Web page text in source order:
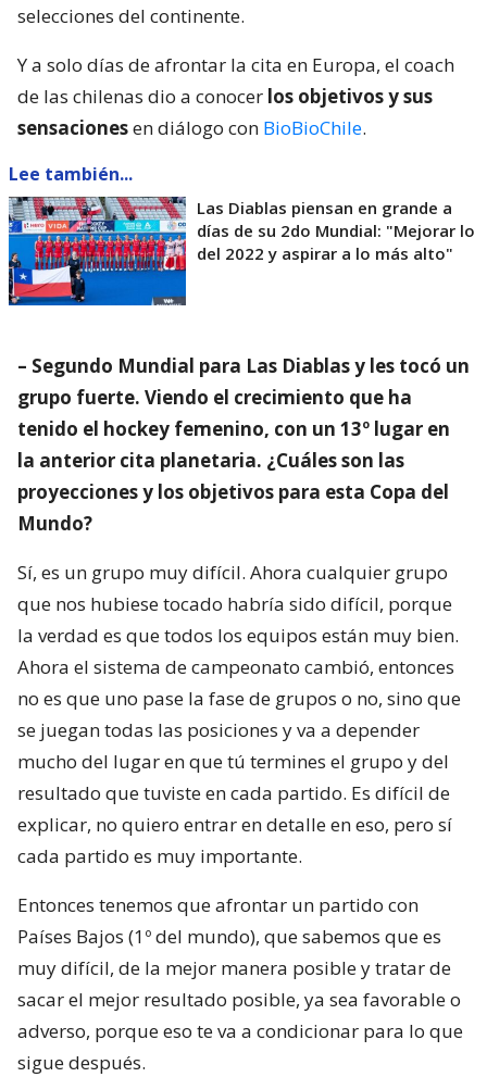
selecciones del continente.
Y a solo días de afrontar la cita en Europa, el coach
de las chilenas dio a conocer los objetivos y sus
sensacionesen diálogo con BioBioChile.
Lee también...
Las Diablas piensan en grande a
días de su 2do Mundial: "Mejorar lo
del 2022 y aspirar a lo más alto"
– Segundo Mundial para Las Diablas y les tocó un
grupo fuerte. Viendo el crecimiento que ha
tenido el hockey femenino, con un 13º lugar en
la anterior cita planetaria. ¿Cuáles son las
proyecciones y los objetivos para esta Copa del
Mundo?
Sí, es un grupo muy difícil. Ahora cualquier grupo
que nos hubiese tocado habría sido difícil, porque
la verdad es que todos los equipos están muy bien.
Ahora el sistema de campeonato cambió, entonces
no es que uno pase la fase de grupos o no, sino que
se juegan todas las posiciones y va a depender
mucho del lugar en que tú termines el grupo y del
resultado que tuviste en cada partido. Es difícil de
explicar, no quiero entrar en detalle en eso, pero sí
cada partido es muy importante.
Entonces tenemos que afrontar un partido con
Países Bajos (1º del mundo), que sabemos que es
muy difícil, de la mejor manera posible y tratar de
sacar el mejor resultado posible, ya sea favorable o
adverso, porque eso te va a condicionar para lo que
sigue después.